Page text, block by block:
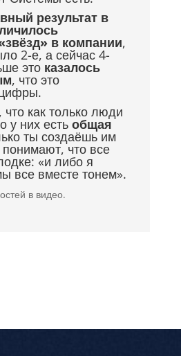
результат в
в компании,
2-е, а сейчас 4-
это казалось
, что это
что как только люди
у них есть общая
ты создаёшь им
что все
«и либо я
все вместе тонем».
в видео.